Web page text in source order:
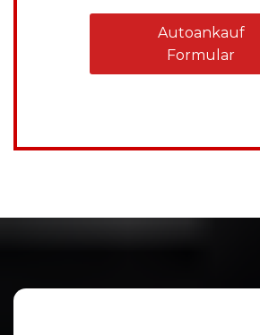
Autoankauf
Formular